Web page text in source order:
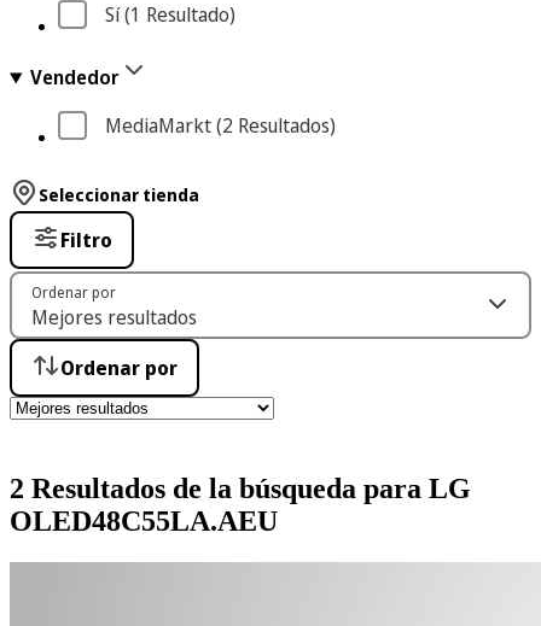
Sí (1 Resultado)
Vendedor
MediaMarkt (2 Resultados)
2 Resultados de la búsqueda para LG
OLED48C55LA.AEU
Seleccionar tienda
Filtro
Ordenar por
Ordenar por